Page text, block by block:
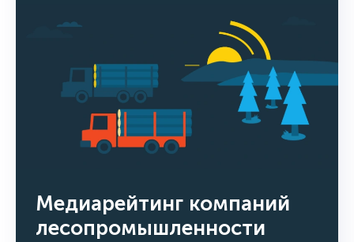
Медиарейтинг компаний
лесопромышленности